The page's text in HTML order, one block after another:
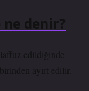
ne denir?
edildiğinde
ayırt edilir.